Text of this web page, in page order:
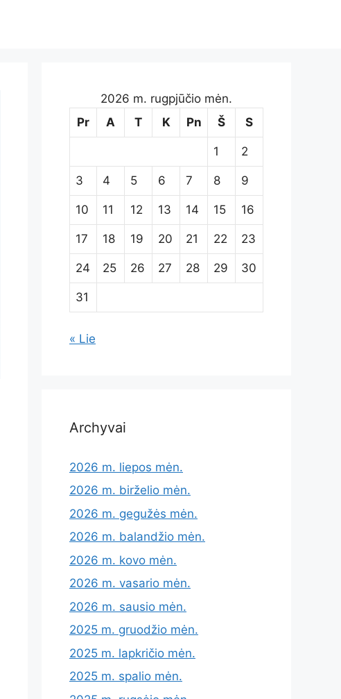
2026 m. rugpjūčio mėn.
Pr
A T K Pn Š S
1 2
3 4 5 6 7 8 9
10 11 12 13 14 15 16
17 18 19 20 21 22 23
24 25 26 27 28 29 30
31
« Lie
Archyvai
2026 m. liepos mėn.
2026 m. birželio mėn.
2026 m. gegužės mėn.
2026 m. balandžio mėn.
2026 m. kovo mėn.
2026 m. vasario mėn.
2026 m. sausio mėn.
2025 m. gruodžio mėn.
2025 m. lapkričio mėn.
2025 m. spalio mėn.